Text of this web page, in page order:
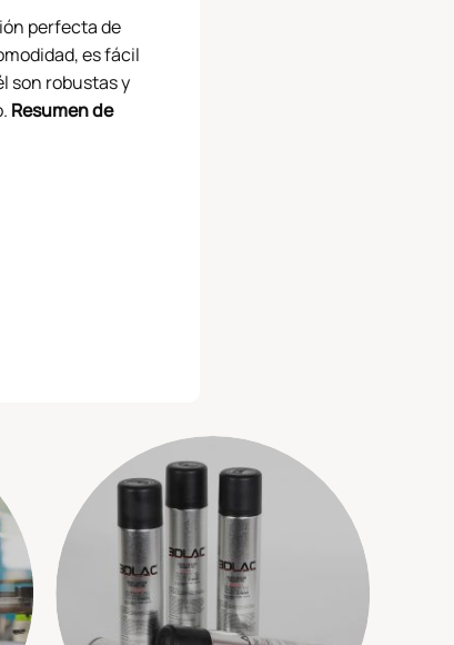
perfecta de
es fácil
son robustas y
Resumen de